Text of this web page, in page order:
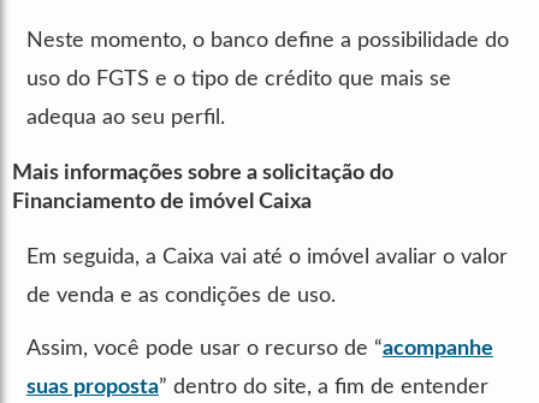
Neste momento, o banco define a possibilidade do
uso do FGTS e o tipo de crédito que mais se
adequa ao seu perfil.
Mais informações sobre a solicitação do
Financiamento de imóvel Caixa
Em seguida, a Caixa vai até o imóvel avaliar o valor
de venda e as condições de uso.
Assim, você pode usar o recurso de “acompanhe
suas proposta” dentro do site, a fim de entender